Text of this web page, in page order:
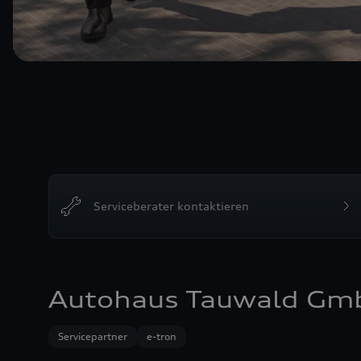
Serviceberater kontaktieren
Autohaus Tauwald
Servicepartner e-tron